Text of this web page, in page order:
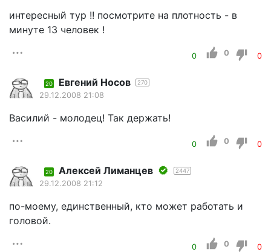
интересный тур !! посмотрите на плотность - в
минуте 13 человек !
0 0 0
20 Евгений Носов 270
29.12.2008 21:08
Василий - молодец! Так держать!
0 0 0
20 Алексей Лиманцев 2447
29.12.2008 21:12
по-моему, единственный, кто может работать и
головой.
0 0 0